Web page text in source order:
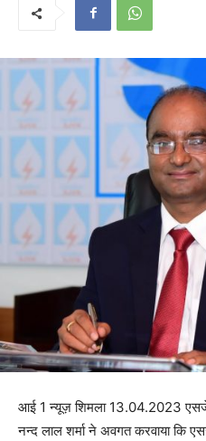
आई 1 न्यूज़ शिमला 13.04.2023
नन्‍द लाल शर्मा ने अवगत करवाया कि